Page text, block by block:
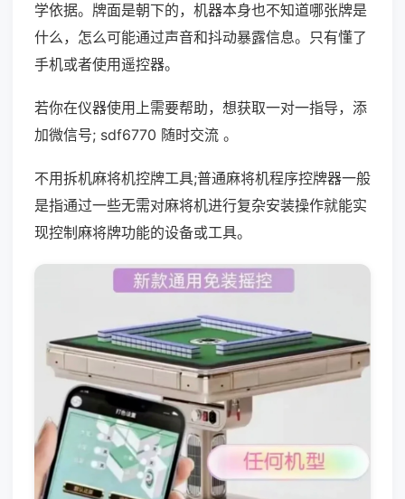
学依据。牌面是朝下的，机器本身也不知道哪张牌是
什么，怎么可能通过声音和抖动暴露信息。只有懂了
手机或者使用遥控器。
若你在仪器使用上需要帮助，想获取一对一指导，添
加微信号; sdf6770 随时交流 。
不用拆机麻将机控牌工具;普通麻将机程序控牌器一般
是指通过一些无需对麻将机进行复杂安装操作就能实
现控制麻将牌功能的设备或工具。